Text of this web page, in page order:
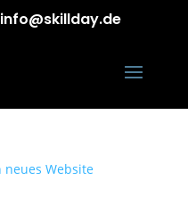
info@skillday.de